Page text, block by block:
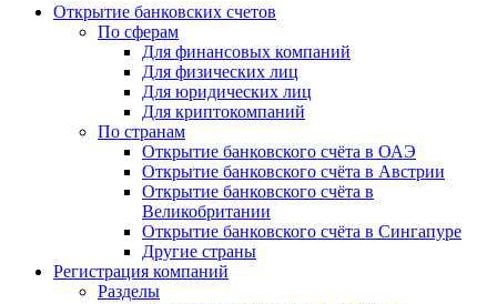
Открытие банковских счетов
По сферам
Для финансовых компаний
Для физических лиц
Для юридических лиц
Для криптокомпаний
По странам
Открытие банковского счёта в ОАЭ
Открытие банковского счёта в Австрии
Открытие банковского счёта в
Великобритании
Открытие банковского счёта в Сингапуре
Другие страны
Регистрация компаний
Разделы